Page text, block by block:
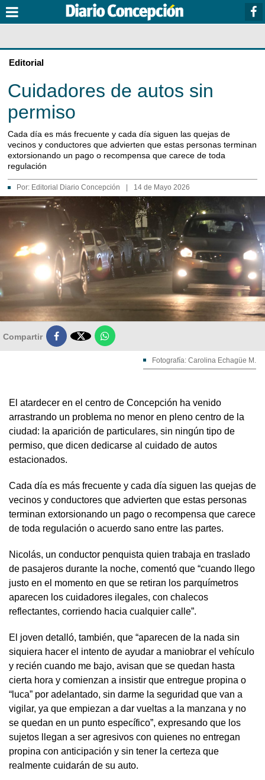
Editorial
Cuidadores de autos sin
permiso
Cada día es más frecuente y cada día siguen las quejas de
vecinos y conductores que advierten que estas personas terminan
extorsionando un pago o recompensa que carece de toda
regulación
Por: Editorial Diario Concepción 14 de Mayo 2026
Compartir 
Fotografía: Carolina Echagüe M.
El atardecer en el centro de Concepción ha venido
arrastrando un problema no menor en pleno centro de la
ciudad: la aparición de particulares, sin ningún tipo de
permiso, que dicen dedicarse al cuidado de autos
estacionados.
Cada día es más frecuente y cada día siguen las quejas de
vecinos y conductores que advierten que estas personas
terminan extorsionando un pago o recompensa que carece
de toda regulación o acuerdo sano entre las partes.
Nicolás, un conductor penquista quien trabaja en traslado
de pasajeros durante la noche, comentó que “cuando llego
justo en el momento en que se retiran los parquímetros
aparecen los cuidadores ilegales, con chalecos
reflectantes, corriendo hacia cualquier calle”.
El joven detalló, también, que “aparecen de la nada sin
siquiera hacer el intento de ayudar a maniobrar el vehículo
y recién cuando me bajo, avisan que se quedan hasta
cierta hora y comienzan a insistir que entregue propina o
“luca” por adelantado, sin darme la seguridad que van a
vigilar, ya que empiezan a dar vueltas a la manzana y no
se quedan en un punto específico”, expresando que los
sujetos llegan a ser agresivos con quienes no entregan
propina con anticipación y sin tener la certeza que
realmente cuidarán de su auto.